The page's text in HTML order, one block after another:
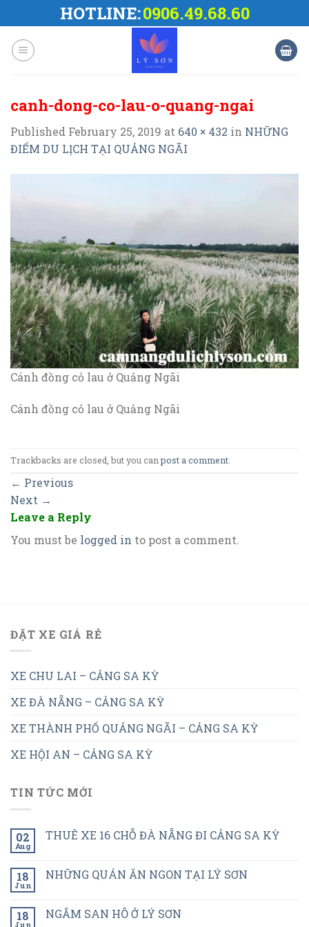
to
content
HOTLINE:0906.49.68.60
canh-dong-co-lau-o-quang-ngai
Published February 25, 2019 at 640 × 432 in NHỮNG
ĐIỂM DU LỊCH TẠI QUẢNG NGÃI
Cánh đồng cỏ lau ở Quảng Ngãi
Cánh đồng cỏ lau ở Quảng Ngãi
Trackbacks are closed, but you canpost a comment.
← Previous
Next →
Leave a Reply
You must be logged in to post a comment.
ĐẶT XE GIÁ RẺ
XE CHU LAI – CẢNG SA KỲ
XE ĐÀ NẴNG – CẢNG SA KỲ
XE THÀNH PHỐ QUẢNG NGÃI – CẢNG SA KỲ
XE HỘI AN – CẢNG SA KỲ
TIN TỨC MỚI
02
Aug
THUÊ XE 16 CHỖ ĐÀ NẴNG ĐI CẢNG SA KỲ
18
Jun
NHỮNG QUÁN ĂN NGON TẠI LÝ SƠN
18
Jun
NGẮM SAN HÔ Ở LÝ SƠN